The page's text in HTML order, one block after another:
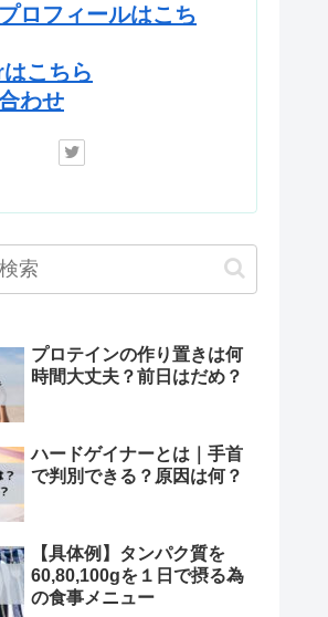
ロフィールはこち
こちら
わせ
プロテインの作り置きは何
時間大丈夫？前日はだめ？
ハードゲイナーとは｜手首
で判別できる？原因は何？
【具体例】タンパク質を
60,80,100gを１日で摂る為
の食事メニュー